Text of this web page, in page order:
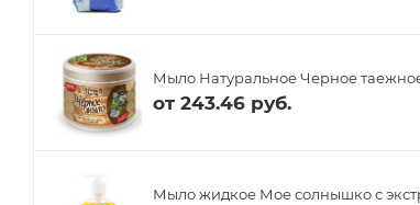
Мыло Натуральное Черное
от 243.46 руб.
Мыло жидкое Мое солнышко с